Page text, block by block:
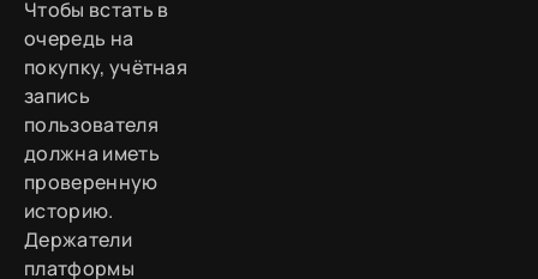
Чтобы встать в
очередь на
покупку, учётная
запись
пользователя
должна иметь
проверенную
историю.
Держатели
платформы